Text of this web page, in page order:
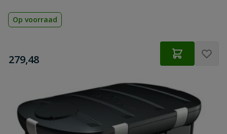
Op voorraad
€
279,48